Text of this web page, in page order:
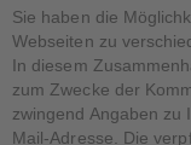
Sie haben die
Webseiten zu
In diesem
zum Zwecke der
zwingend Angaben zu
Mail-Adresse. Die